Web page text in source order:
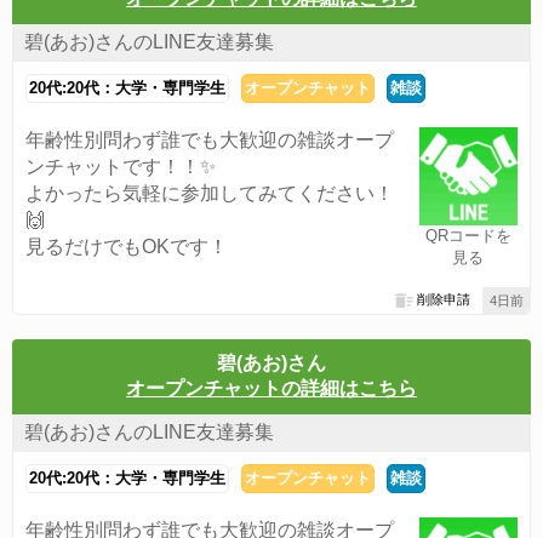
碧(あお)さんのLINE友達募集
20代:20代：大学・専門学生 オープンチャット 雑談
QRコードを
見る
年齢性別問わず誰でも大歓迎の雑談オープ
ンチャットです！！✨
よかったら気軽に参加してみてください！
🙌
見るだけでもOKです！
4日前
削除申請
碧(あお)さん
オープンチャットの詳細はこちら
碧(あお)さんのLINE友達募集
20代:20代：大学・専門学生 オープンチャット 雑談
年齢性別問わず誰でも大歓迎の雑談オープ